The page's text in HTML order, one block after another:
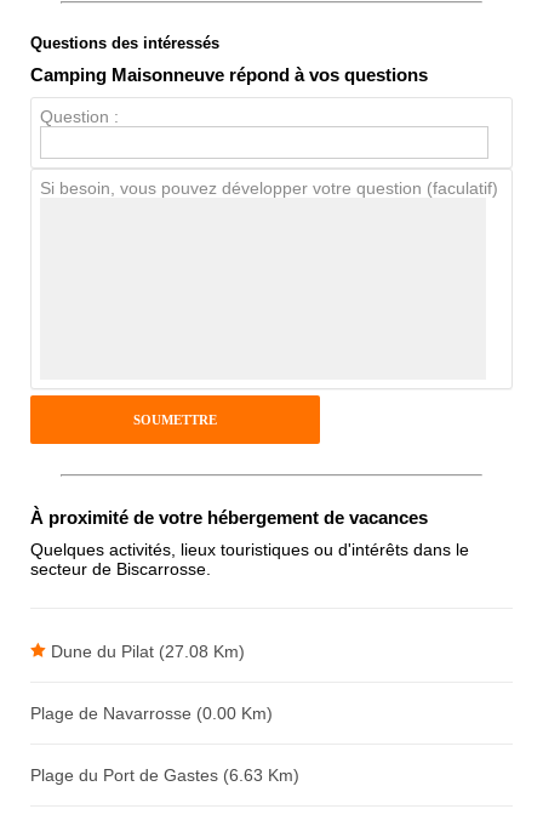
Note globale
Propreté
Antispam - Combien font 7x4 (en
chiffres) :
Questions des intéressés
Camping Maisonneuve répond à vos questions
Question :
Si besoin, vous pouvez développer votre question (faculatif)
À proximité de votre hébergement de vacances
Quelques activités, lieux touristiques ou d'intérêts dans le
secteur de Biscarrosse.
Dune du Pilat (27.08 Km)
Plage de Navarrosse (0.00 Km)
Plage du Port de Gastes (6.63 Km)